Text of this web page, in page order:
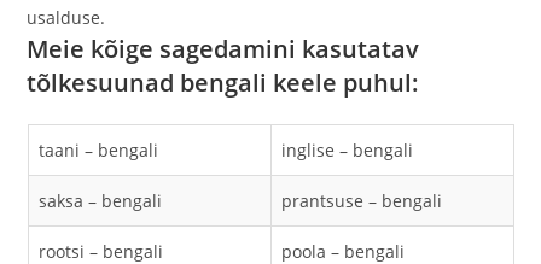
usalduse.
Meie kõige sagedamini kasutatav
tõlkesuunad bengali keele puhul:
taani – bengali inglise – bengali
saksa – bengali prantsuse – bengali
rootsi – bengali poola – bengali